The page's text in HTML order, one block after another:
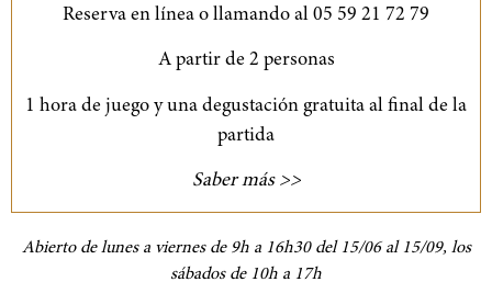
Reserva en línea o llamando al 05 59 21 72 79
A partir de 2 personas
1 hora de juego y una degustación gratuita al final de la
partida
Saber más >>
Abierto de lunes a viernes de 9h a 16h30 del 15/06 al 15/09, los
sábados de 10h a 17h